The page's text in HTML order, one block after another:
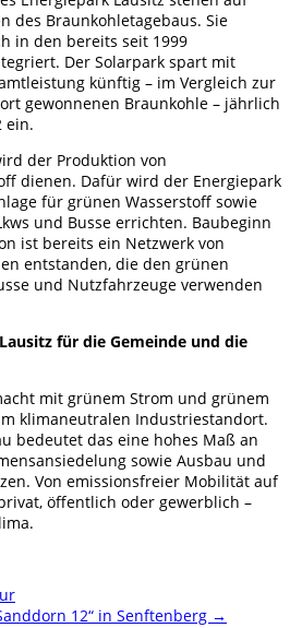
des Braunkohletagebaus. Sie
in den bereits seit 1999
Der Solarpark spart mit
künftig – im Vergleich zur
gewonnenen Braunkohle – jährlich
ein.
der Produktion von
dienen. Dafür wird der Energiepark
für grünen Wasserstoff sowie
und Busse errichten. Baubeginn
ist bereits ein Netzwerk von
entstanden, die den grünen
und Nutzfahrzeuge verwenden
für die Gemeinde und die
mit grünem Strom und grünem
klimaneutralen Industriestandort.
bedeutet das eine hohes Maß an
sowie Ausbau und
Von emissionsfreier Mobilität auf
öffentlich oder gewerblich –
12“ in Senftenberg →